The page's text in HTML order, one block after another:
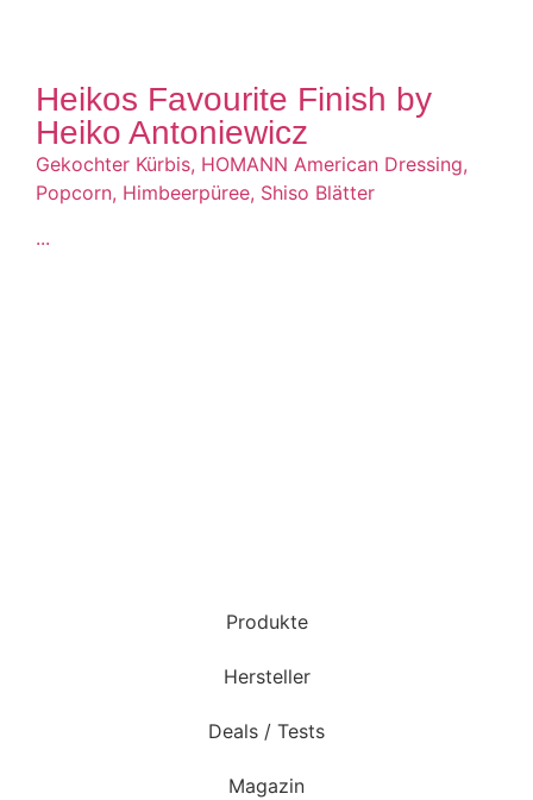
Heikos Favourite Finish by
Heiko Antoniewicz
Gekochter Kürbis, HOMANN American Dressing,
Popcorn, Himbeerpüree, Shiso Blätter
...
Produkte
Hersteller
Deals / Tests
Magazin